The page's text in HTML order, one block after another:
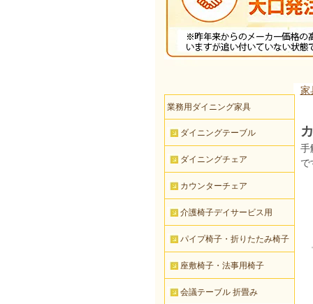
家
手
で
業務用ダイニング家具
ダイニングテーブル
ダイニングチェア
カウンターチェア
介護椅子デイサービス用
パイプ椅子・折りたたみ椅子
座敷椅子・法事用椅子
会議テーブル 折畳み